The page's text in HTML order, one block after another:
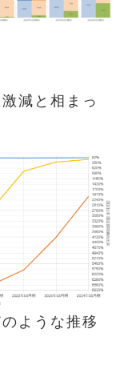
減と相まっ
ような推移